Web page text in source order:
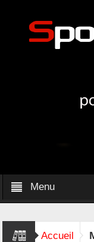
Menu
Accueil